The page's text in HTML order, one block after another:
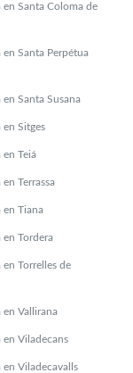
en Santa Coloma de
Santa Perpétua
Santa Susana
en Sitges
en Teiá
Terrassa
en Tiana
en Tordera
Torrelles de
en Vallirana
en Viladecans
en Viladecavalls